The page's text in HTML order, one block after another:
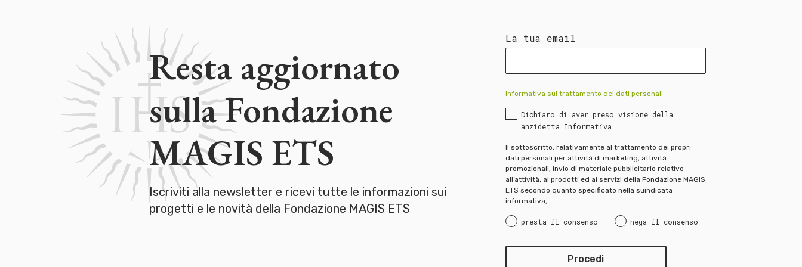
Resta aggiornato
sulla Fondazione
MAGIS ETS
Iscriviti alla newsletter e ricevi tutte le informazioni sui
progetti e le novità della Fondazione MAGIS ETS
La tua email
Informativa sul trattamento dei dati personali
Dichiaro di aver preso visione della
anzidetta Informativa
Il sottoscritto, relativamente al trattamento dei propri
dati personali per attività di marketing, attività
promozionali, invio di materiale pubblicitario relativo
all’attività, ai prodotti ed ai servizi della Fondazione MAGIS
ETS secondo quanto specificato nella suindicata
informativa,
presta il consenso nega il consenso